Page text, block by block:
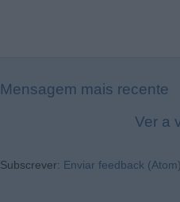
Mensagem mais recente
Ver a
Subscrever: Enviar feedback (Atom)